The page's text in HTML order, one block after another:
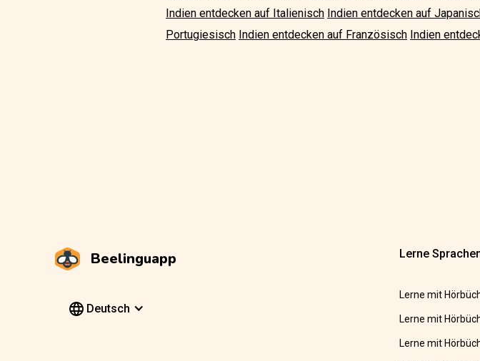
Indien entdecken auf Italienisch Indien entdecken auf
Portugiesisch Indien entdecken auf Französisch Indien
Beelinguapp
Deutsch
Lerne
Lerne mit
Lerne mit
Lerne mit